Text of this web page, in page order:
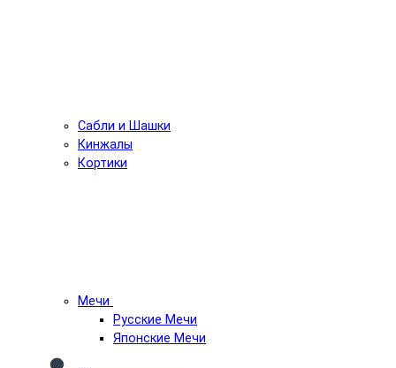
Сабли и Шашки
Кинжалы
Кортики
Мечи
Русские Мечи
Японские Мечи